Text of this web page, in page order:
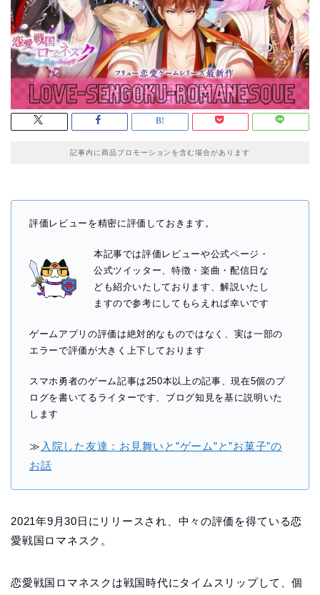
記事内に商品プロモーションを含む場合があります
評価レビューを精密に評価しておきます。
本記事では評価レビューや公式ページ・
公式ツイッター、特徴・楽曲・配信日な
ども紹介いたしております、解説いたし
ますので参考にしてもらえれば幸いです
ゲームアプリの評価は絶対的なものではなく、実は一部の
エラーで評価が大きく上下しております
スマホ勇者のゲーム記事は250本以上の記事、現在5個のプ
ログを書いてるライターです、ブログ知見を基に説明いた
します
≫ 入院した友達：お見舞いと”ゲーム”と”お菓子”の
お話
2021年9月30日にリリースされ、中々の評価を得ている恋
愛戦国ロマネスク。
恋愛戦国ロマネスクは戦国時代にタイムスリップして、個